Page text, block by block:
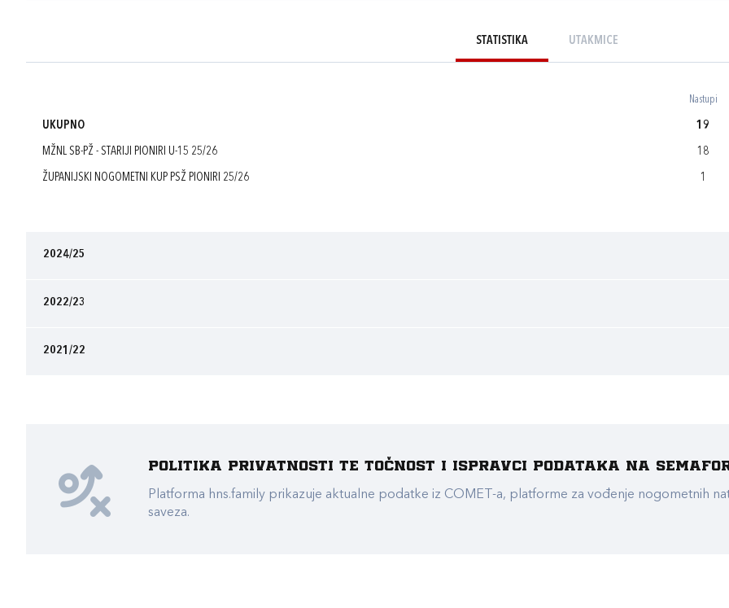
STATISTIKA UTAKMICE
Nastupi
UKUPNO 19
MŽNL SB-PŽ - STARIJI PIONIRI U-15 25/26 18
ŽUPANIJSKI NOGOMETNI KUP PSŽ PIONIRI 25/26 1
2024/25
2022/23
2021/22
Politika privatnosti te točnost i ispravci podataka na
Platforma hns.family prikazuje aktualne podatke iz COMET-a, platforme za vođenje nogometnih
saveza.